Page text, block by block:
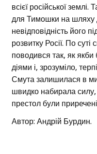
всієї російської
для Тимошки на шляху
невідповідність його
розвитку Росії. По
поводився так, як якби
діями і, зрозуміло,
Смута залишилася в
швидко набирала силу,
престол були
Автор: Андрій Бурдин.